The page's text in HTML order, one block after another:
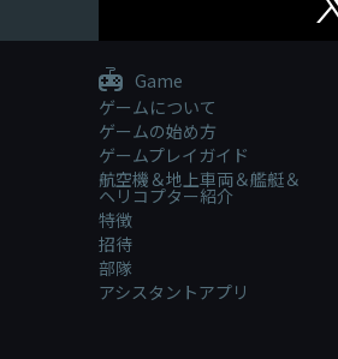
Game
ゲームについて
ゲームの始め方
ゲームプレイガイド
航空機＆地上車両＆艦艇＆
ヘリコプター紹介
特徴
招待
部隊
アシスタントアプリ